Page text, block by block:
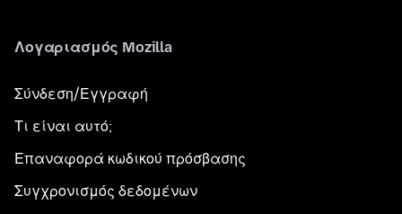
Λογαριασμός Mozilla
Σύνδεση/Εγγραφή
Τι είναι αυτό;
Επαναφορά κωδικού πρόσβασης
Συγχρονισμός δεδομένων